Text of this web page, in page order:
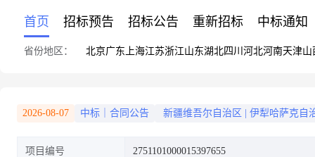
首页 招标预告 招标公告 重新招标 中标通知
省份地区： 北京广东 上海江苏浙江山东湖北四川 河北河南天津山
2026-08-07 中标｜合同公告 新疆维吾尔自治区 伊犁哈萨克自
项目编号 2751101000015397655